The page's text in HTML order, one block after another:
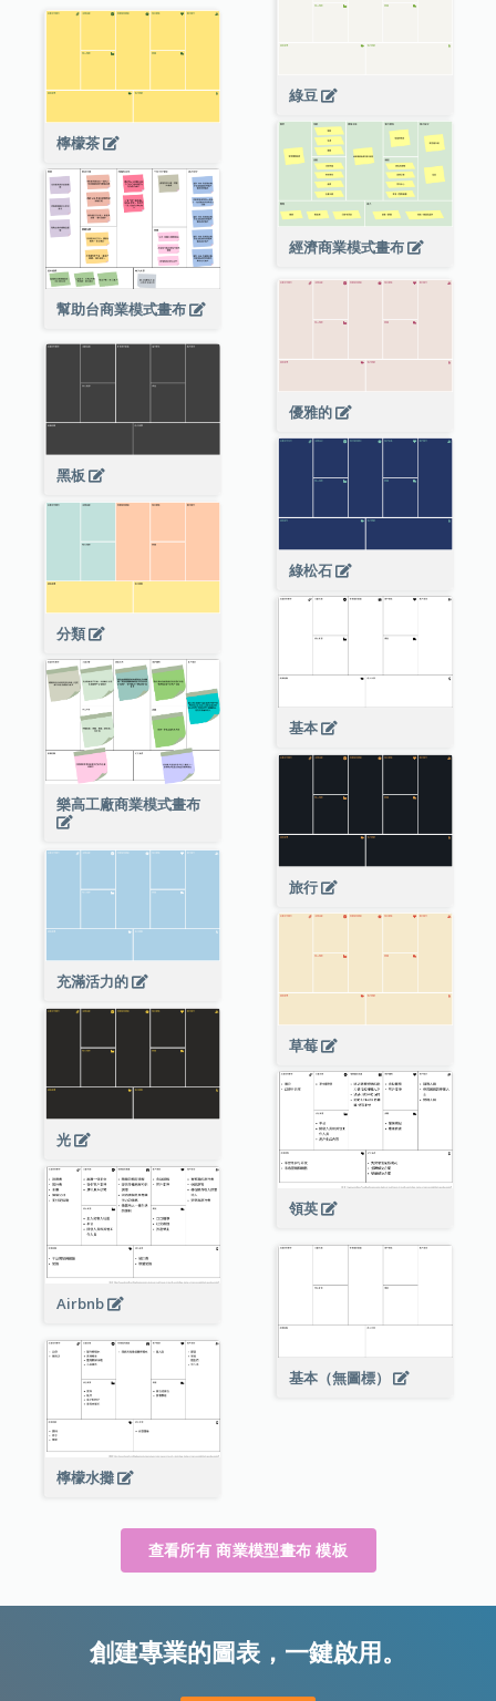
綠豆
檸檬茶
經濟商業模式畫布
幫助台商業模式畫布
優雅的
黑板
綠松石
分類
基本
樂高工廠商業模式畫布
旅行
充滿活力的
草莓
光
領英
Airbnb
基本（無圖標）
檸檬水攤
查看所有 商業模型畫布 模板
創建專業的圖表，一鍵啟用。